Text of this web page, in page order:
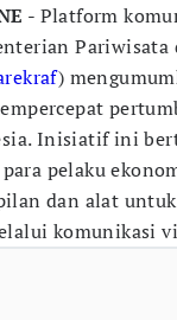
- Platform
Pariwisata
)
Inisiatif ini
pelaku
dan alat
komunikasi